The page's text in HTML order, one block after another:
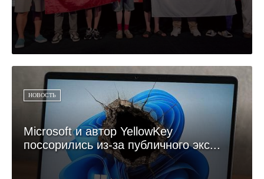
НОВОСТЬ
Microsoft и автор YellowKey
поссорились из-за публичного экс...